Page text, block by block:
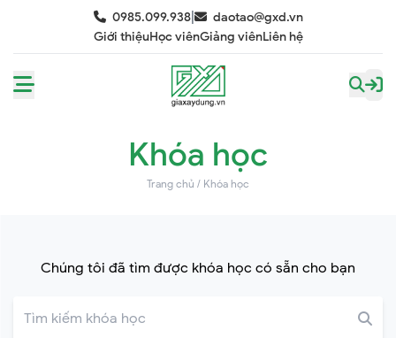
0985.099.938|
daotao@gxd.vn
Giới thiệuHọc viênGiảng viênLiên hệ
Khóa học
Trang chủ / Khóa học
Chúng tôi đã tìm được khóa học có sẵn cho bạn